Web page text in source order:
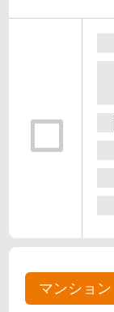
マンション